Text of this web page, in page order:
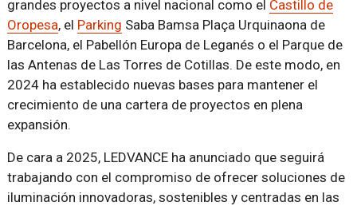
grandes proyectos a nivel nacional como el Castillo de
Oropesa, el Parking Saba Bamsa Plaça Urquinaona de
Barcelona, el Pabellón Europa de Leganés o el Parque de
las Antenas de Las Torres de Cotillas. De este modo, en
2024 ha establecido nuevas bases para mantener el
crecimiento de una cartera de proyectos en plena
expansión.
De cara a 2025, LEDVANCE ha anunciado que seguirá
trabajando con el compromiso de ofrecer soluciones de
iluminación innovadoras, sostenibles y centradas en las